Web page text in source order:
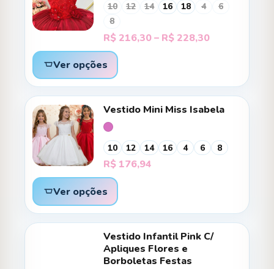
10 12 14 16 18 4
6
8
R$ 216,30– R$ 228,30Faixa
R$ 216,30
através
R$ 228,30
Ver opções
Vestido Mini Miss Isabela
10 12 14 16 4 6 8
R$ 176,94
Ver opções
Vestido Infantil Pink C/
Apliques Flores e
Borboletas Festas